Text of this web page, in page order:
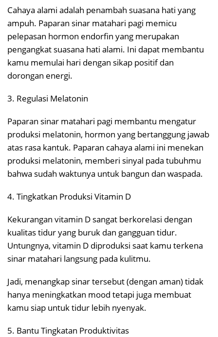
Cahaya alami adalah penambah suasana hati yang
ampuh. Paparan sinar matahari pagi memicu
pelepasan hormon endorfin yang merupakan
pengangkat suasana hati alami. Ini dapat membantu
kamu memulai hari dengan sikap positif dan
dorongan energi.
3. Regulasi Melatonin
Paparan sinar matahari pagi membantu mengatur
produksi melatonin, hormon yang bertanggung jawab
atas rasa kantuk. Paparan cahaya alami ini menekan
produksi melatonin, memberi sinyal pada tubuhmu
bahwa sudah waktunya untuk bangun dan waspada.
4. Tingkatkan Produksi Vitamin D
Kekurangan vitamin D sangat berkorelasi dengan
kualitas tidur yang buruk dan gangguan tidur.
Untungnya, vitamin D diproduksi saat kamu terkena
sinar matahari langsung pada kulitmu.
Jadi, menangkap sinar tersebut (dengan aman) tidak
hanya meningkatkan mood tetapi juga membuat
kamu siap untuk tidur lebih nyenyak.
5. Bantu Tingkatan Produktivitas